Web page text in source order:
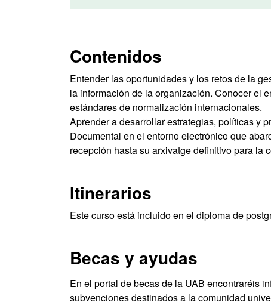
Contenidos
Entender las oportunidades y los retos de la
la información de la organización. Conocer el
estándares de normalización internacionales.
Aprender a desarrollar estrategias, políticas y
Documental en el entorno electrónico que
recepción hasta su arxivatge definitivo para la
Itinerarios
Este curso está incluido en el diploma de
Becas y ayudas
En el portal de becas de la UAB encontraréis
subvenciones destinados a la comunidad